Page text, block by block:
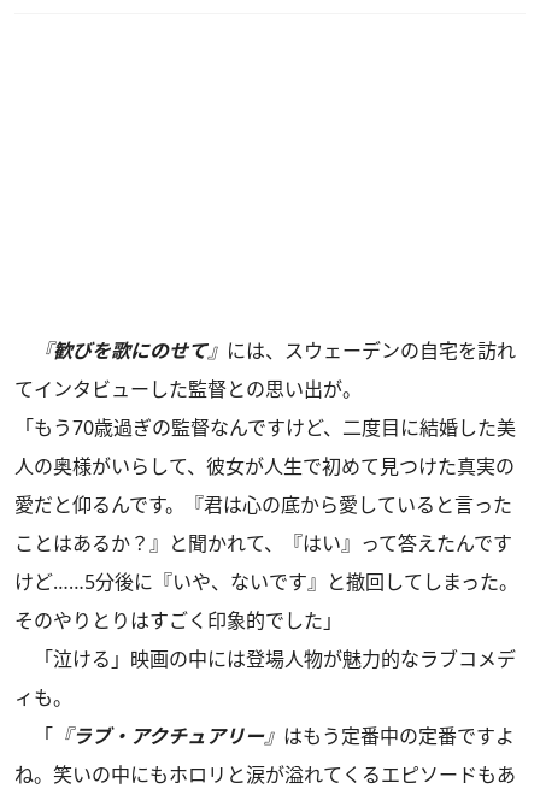
『歓びを歌にのせて』 には、スウェーデンの自宅を訪れ
てインタビューした監督との思い出が。
「もう70歳過ぎの監督なんですけど、二度目に結婚した美
人の奥様がいらして、彼女が人生で初めて見つけた真実の
愛だと仰るんです。『君は心の底から愛していると言った
ことはあるか？』と聞かれて、『はい』って答えたんです
けど……5分後に『いや、ないです』と撤回してしまった。
そのやりとりはすごく印象的でした」
「泣ける」映画の中には登場人物が魅力的なラブコメデ
ィも。
「 『ラブ・アクチュアリー』 はもう定番中の定番ですよ
ね。笑いの中にもホロリと涙が溢れてくるエピソードもあ